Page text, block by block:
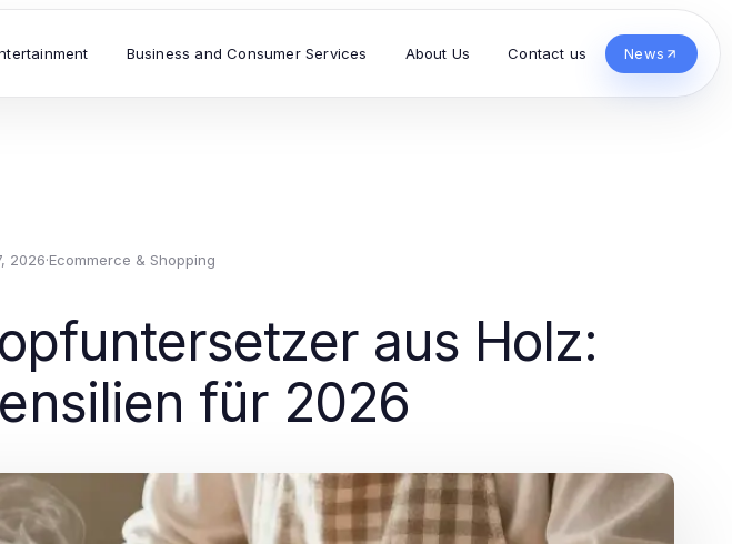
Business and Consumer Services About Us Contact us News
2026·Ecommerce & Shopping
aus Holz:
für 2026